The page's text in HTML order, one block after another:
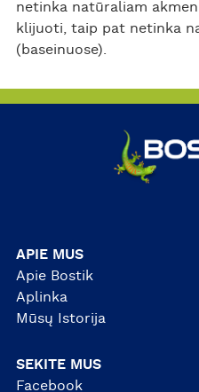
netinka natūraliam
klijuoti, taip pat netinka
(baseinuose).
APIE MUS
Apie Bostik
Aplinka
Mūsų Istorija
SEKITE MUS
Facebook